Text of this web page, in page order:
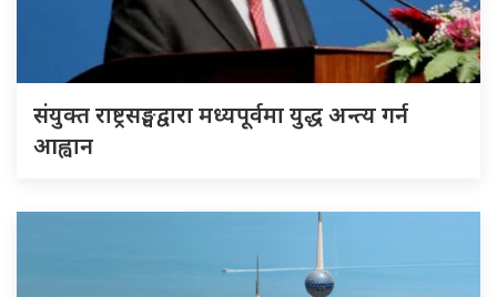
संयुक्त राष्ट्रसङ्घद्वारा मध्यपूर्वमा युद्ध अन्त्य गर्न
आह्वान